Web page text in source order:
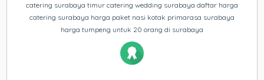
catering surabaya timur catering wedding surabaya daftar harga
catering surabaya harga paket nasi kotak primarasa surabaya
harga tumpeng untuk 20 orang di surabaya